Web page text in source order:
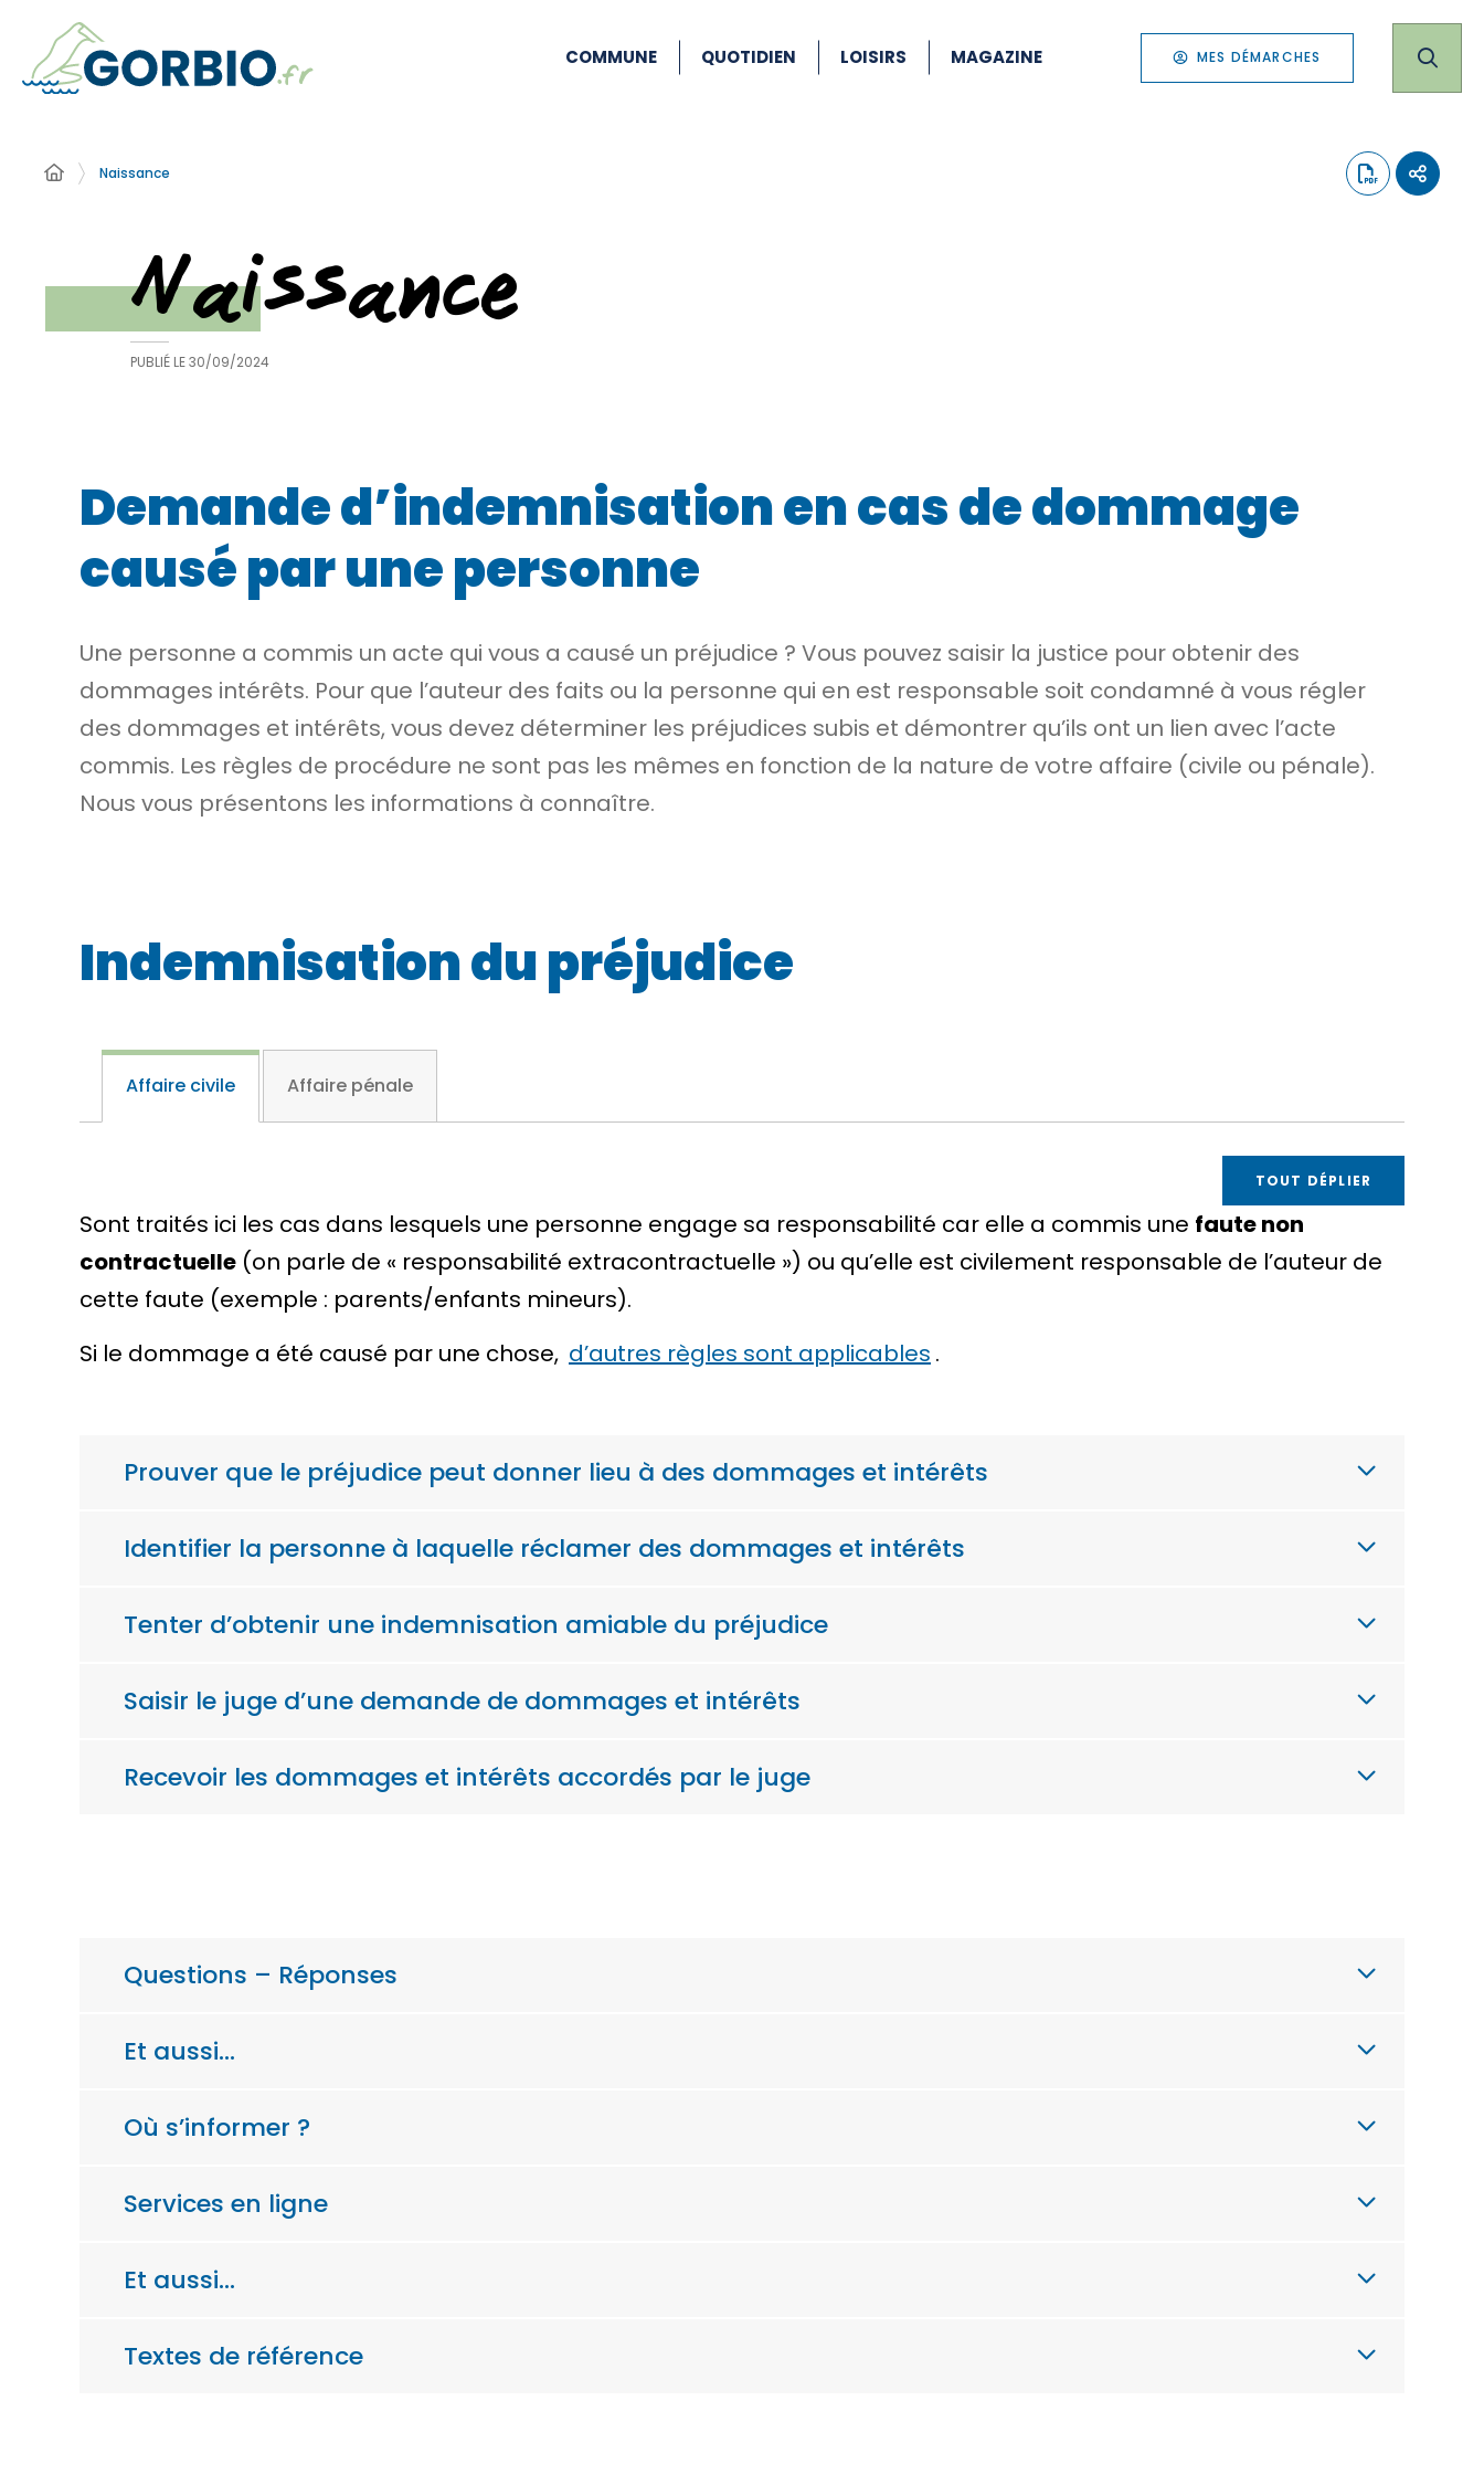
COMMUNE QUOTIDIEN LOISIRS MAGAZINE MES DÉMARCHES
Naissance
Naissance
PUBLIÉ LE30/09/2024
Demande d’indemnisation en cas de dommage
causé par une personne
Une personne a commis un acte qui vous a causé un préjudice ? Vous pouvez saisir la justice pour obtenir des
dommages intérêts. Pour que l’auteur des faits ou la personne qui en est responsable soit condamné à vous régler
des dommages et intérêts, vous devez déterminer les préjudices subis et démontrer qu’ils ont un lien avec l’acte
commis. Les règles de procédure ne sont pas les mêmes en fonction de la nature de votre affaire (civile ou pénale).
Nous vous présentons les informations à connaître.
Indemnisation du préjudice
Affaire civile Affaire pénale
TOUT DÉPLIER
Sont traités ici les cas dans lesquels une personne engage sa responsabilité car elle a commis une faute non
contractuelle (on parle de « responsabilité extracontractuelle ») ou qu’elle est civilement responsable de l’auteur de
cette faute (exemple : parents/enfants mineurs).
Si le dommage a été causé par une chose, d’autres règles sont applicables .
Prouver que le préjudice peut donner lieu à des dommages et intérêts
Identifier la personne à laquelle réclamer des dommages et intérêts
Tenter d’obtenir une indemnisation amiable du préjudice
Saisir le juge d’une demande de dommages et intérêts
Recevoir les dommages et intérêts accordés par le juge
Questions – Réponses
Et aussi…
Où s’informer ?
Services en ligne
Et aussi…
Textes de référence